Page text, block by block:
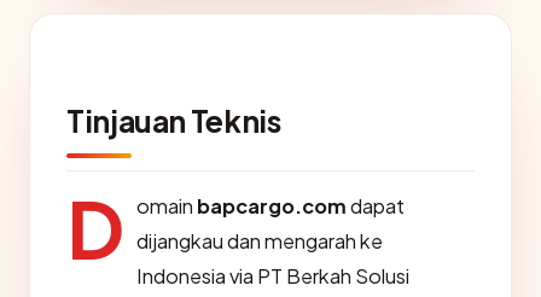
Tinjauan Teknis
D omain bapcargo.comdapat
dijangkau dan mengarah ke
Indonesia via PT Berkah Solusi